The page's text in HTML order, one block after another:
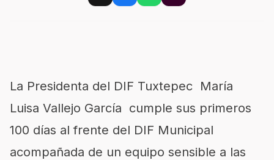
La Presidenta del DIF Tuxtepec María
Luisa Vallejo García cumple sus primeros
100 días al frente del DIF Municipal
acompañada de un equipo sensible a las